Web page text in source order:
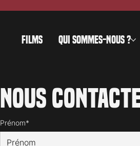
FILMS QUI SOMMES-NOUS ?
Nous
Prénom*